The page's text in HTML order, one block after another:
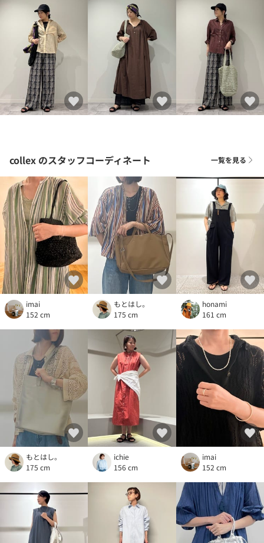
collex のスタッフコーディネート 一覧を見る
imai
152 cm
もとはし。
175 cm
honami
161 cm
もとはし。
175 cm
ichie
156 cm
imai
152 cm